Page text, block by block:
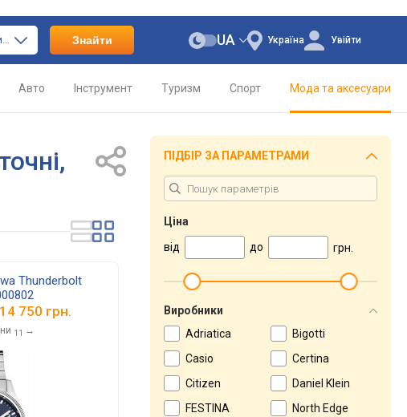
тільки наручні годинники Знайти Україна
UA Увійти
Авто Інструмент Туризм Спорт Мода та аксесуари
Thunderbolt
14 750 грн.
11 →
ПІДБІР ЗА ПАРАМЕТРАМИ
Ціна
від
до грн.
Виробники
Adriatica
Bigotti
Casio
Certina
Citizen
Daniel Klein
FESTINA
North Edge